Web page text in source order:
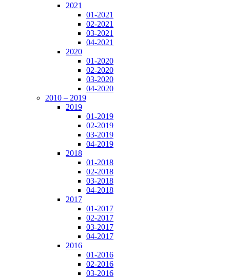
2021
01-2021
02-2021
03-2021
04-2021
2020
01-2020
02-2020
03-2020
04-2020
2010 – 2019
2019
01-2019
02-2019
03-2019
04-2019
2018
01-2018
02-2018
03-2018
04-2018
2017
01-2017
02-2017
03-2017
04-2017
2016
01-2016
02-2016
03-2016